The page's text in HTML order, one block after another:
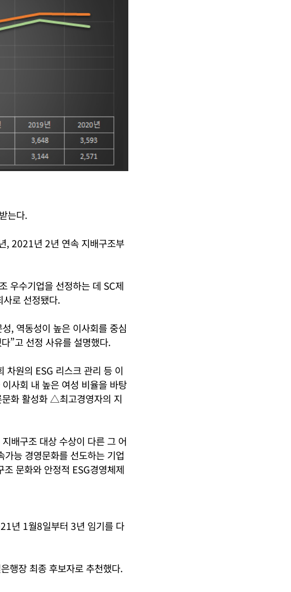
는다.
, 2021년 2년 연속 지배구조부
우수기업을 선정하는 데 SC제
로 선정됐다.
, 역동성이 높은 이사회를 중심
”고 선정 사유를 설명했다.
원의 ESG 리스크 관리 등 이
사회 내 높은 여성 비율을 바탕
화 활성화 △최고경영자의 지
배구조 대상 수상이 다른 그 어
능 경영문화를 선도하는 기업
문화와 안정적 ESG경영체제
년 1월8일부터 3년 임기를 다
행장 최종 후보자로 추천했다.